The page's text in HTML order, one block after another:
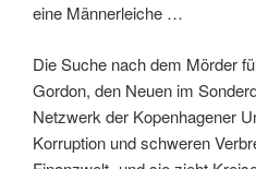
eine Männerleiche …
Die Suche nach dem Mörder
Gordon, den Neuen im
Netzwerk der Kopenhagener
Korruption und schweren